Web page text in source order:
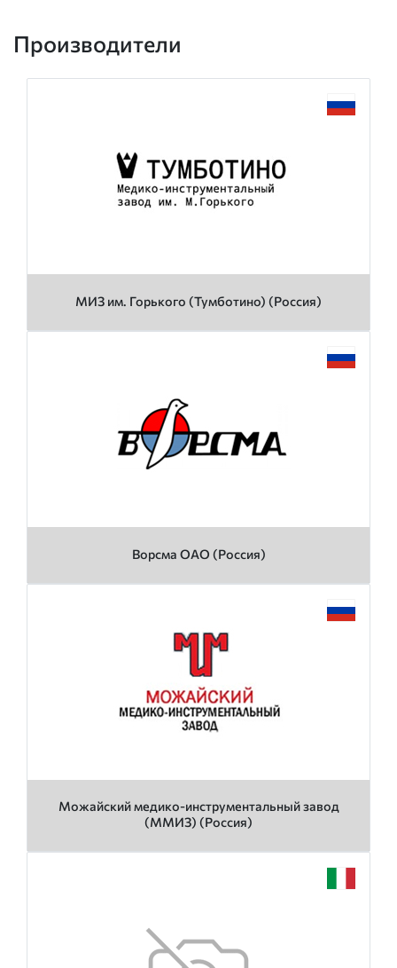
Производители
МИЗ им. Горького (Тумботино) (Россия)
Ворсма ОАО (Россия)
Можайский медико-инструментальный завод
(ММИЗ) (Россия)